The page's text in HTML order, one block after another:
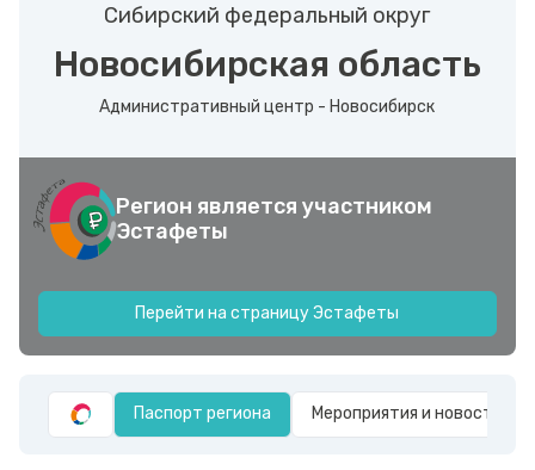
Сибирский федеральный округ
Новосибирская область
Административный центр - Новосибирск
Регион является участником
Эстафеты
Перейти на страницу Эстафеты
Паспорт региона Мероприятия и новости